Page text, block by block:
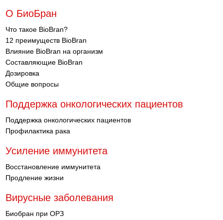
О БиоБран
Что такое BioBran?
12 преимуществ BioBran
Влияние BioBran на организм
Составляющие BioBran
Дозировка
Общие вопросы
Поддержка онкологических пациентов
Поддержка онкологических пациентов
Профилактика рака
Усиление иммунитета
Восстановление иммунитета
Продление жизни
Вирусные заболевания
Биобран при ОРЗ